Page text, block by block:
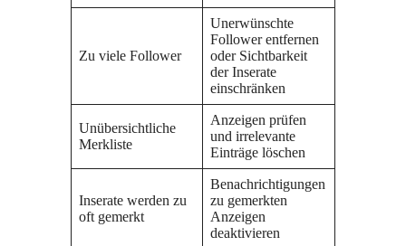
Zu viele Follower
Unerwünschte
Follower entfernen
oder Sichtbarkeit
der Inserate
einschränken
Unübersichtliche
Merkliste
Anzeigen prüfen
und irrelevante
Einträge löschen
Inserate werden zu
oft gemerkt
Benachrichtigungen
zu gemerkten
Anzeigen
deaktivieren